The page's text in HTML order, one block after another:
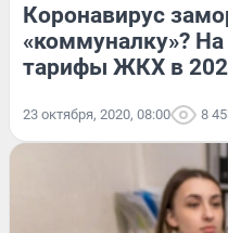
Коронавирус
«коммуналку»?
тарифы ЖКХ в
23 октября, 2020, 08:00 8